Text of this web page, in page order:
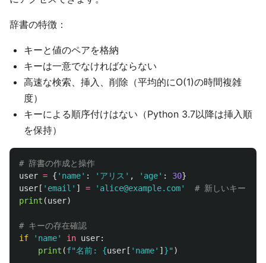
辞書の特徴：
キーと値のペアを格納
キーは一意でなければならない
高速な検索、挿入、削除（平均的にO(1)の時間複雑
度）
キーによる順序付けはない（Python 3.7以降は挿入順
を保持）
user = { ' name' : ' アリス ' , ' age' : 30}
user [ ' email ' ] = ' alice@example.com'
print (user)
if
' name' in user:
print (f"名前: {user [ ' name' ] }" )